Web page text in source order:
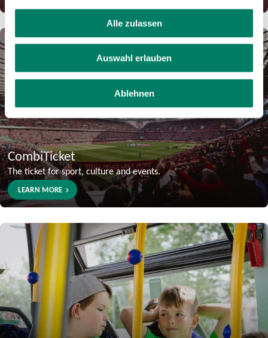
Alle zulassen
Auswahl erlauben
Ablehnen
CombiTicket
The ticket for sport, culture and events.
LEARN MORE